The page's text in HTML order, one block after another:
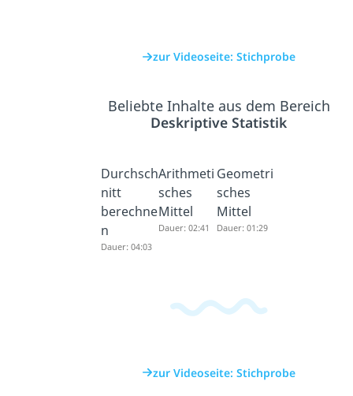
zur Videoseite: Stichprobe
Beliebte Inhalte aus dem Bereich
Deskriptive Statistik
Durchsch
nitt
berechne
n
Dauer: 04:03
Arithmeti
sches
Mittel
Dauer: 02:41
Geometri
sches
Mittel
Dauer: 01:29
zur Videoseite: Stichprobe